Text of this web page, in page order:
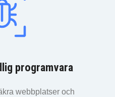
programvara
webbplatser och